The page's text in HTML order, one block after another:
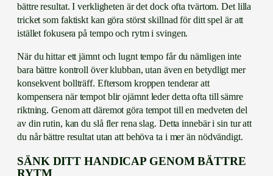
bättre resultat. I verkligheten är det dock ofta tvärtom. Det lilla
tricket som faktiskt kan göra störst skillnad för ditt spel är att
istället fokusera på tempo och rytm i svingen.
När du hittar ett jämnt och lugnt tempo får du nämligen inte
bara bättre kontroll över klubban, utan även en betydligt mer
konsekvent bollträff. Eftersom kroppen tenderar att
kompensera när tempot blir ojämnt leder detta ofta till sämre
riktning. Genom att däremot göra tempot till en medveten del
av din rutin, kan du slå fler rena slag. Detta innebär i sin tur att
du når bättre resultat utan att behöva ta i mer än nödvändigt.
SÄNK DITT HANDICAP GENOM BÄTTRE
RYTM